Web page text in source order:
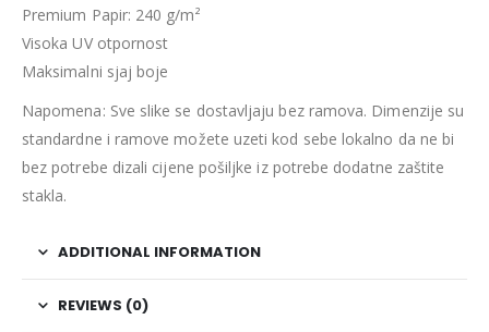
Premium Papir: 240 g/m²
Visoka UV otpornost
Maksimalni sjaj boje
Napomena: Sve slike se dostavljaju bez ramova. Dimenzije su
standardne i ramove možete uzeti kod sebe lokalno da ne bi
bez potrebe dizali cijene pošiljke iz potrebe dodatne zaštite
stakla.
ADDITIONAL INFORMATION
REVIEWS (0)